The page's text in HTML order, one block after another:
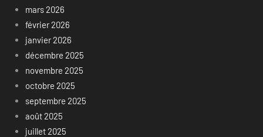
mars 2026
février 2026
janvier 2026
décembre 2025
novembre 2025
octobre 2025
septembre 2025
août 2025
juillet 2025